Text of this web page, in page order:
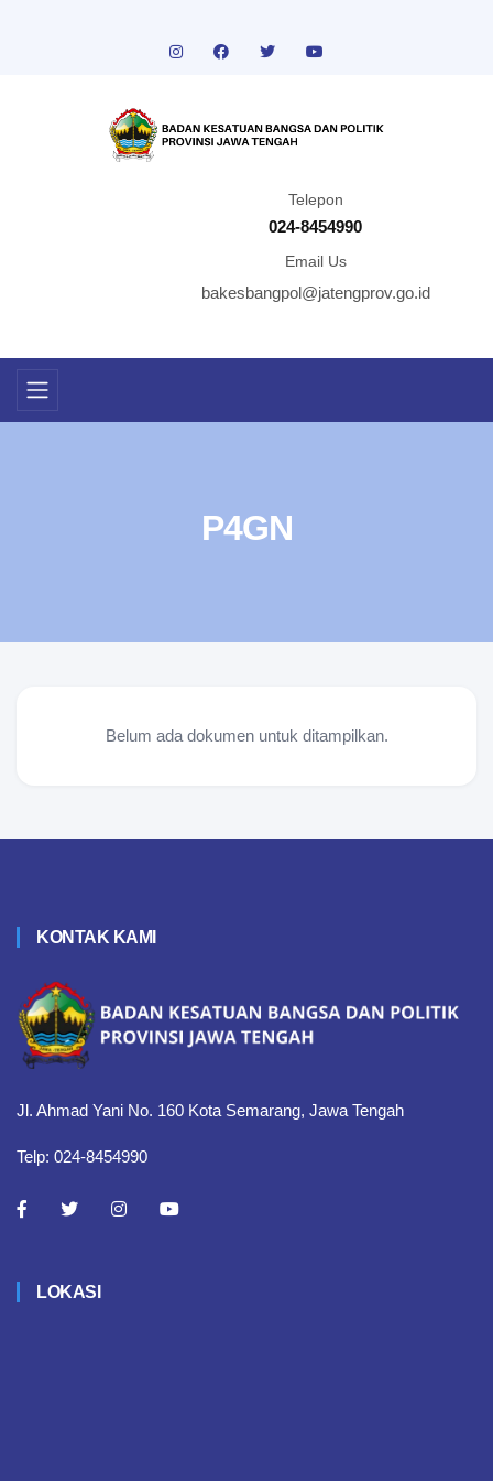
Telepon
024-8454990
Email Us
bakesbangpol@jatengprov.go.id
P4GN
Belum ada dokumen untuk ditampilkan.
KONTAK KAMI
Jl. Ahmad Yani No. 160 Kota Semarang, Jawa Tengah
Telp: 024-8454990
LOKASI